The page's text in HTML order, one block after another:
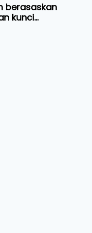
berasaskan
kunci
institusi -